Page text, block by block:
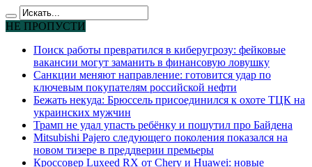
НЕ ПРОПУСТИ
Поиск работы превратился в киберугрозу: фейковые
вакансии могут заманить в финансовую ловушку
Санкции меняют направление: готовится удар по
ключевым покупателям российской нефти
Бежать некуда: Брюссель присоединился к охоте ТЦК на
украинских мужчин
Трамп не удал упасть ребёнку и пошутил про Байдена
Mitsubishi Pajero следующего поколения показался на
новом тизере в преддверии премьеры
Кроссовер Luxeed RX от Chery и Huawei: новые